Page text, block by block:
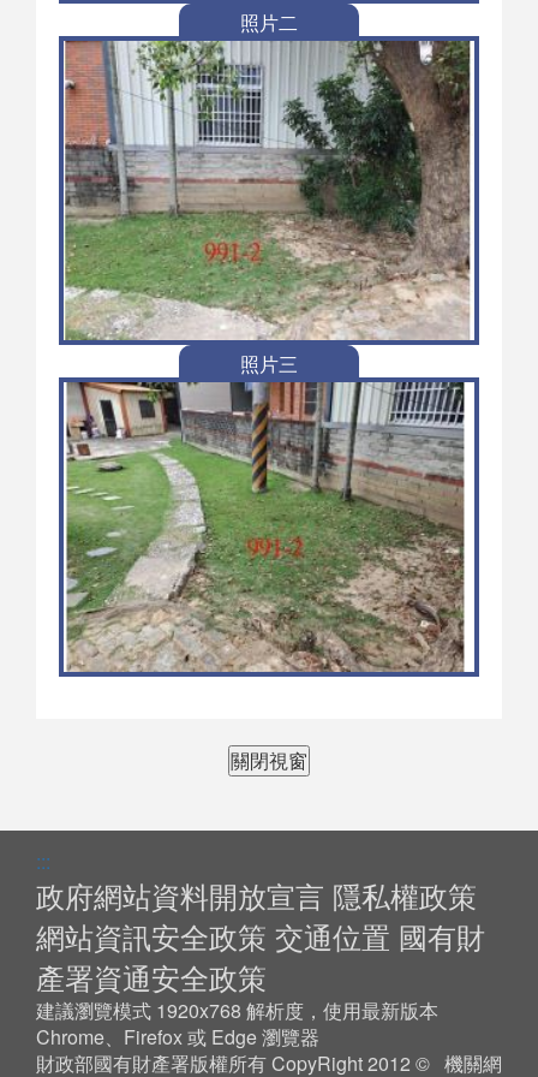
照片二
照片三
關閉視窗
:::
政府網站資料開放宣言 隱私權政策
網站資訊安全政策 交通位置 國有財
產署資通安全政策
建議瀏覽模式 1920x768 解析度，使用最新版本
Chrome、Firefox 或 Edge 瀏覽器
財政部國有財產署版權所有 CopyRight 2012 © 機關網